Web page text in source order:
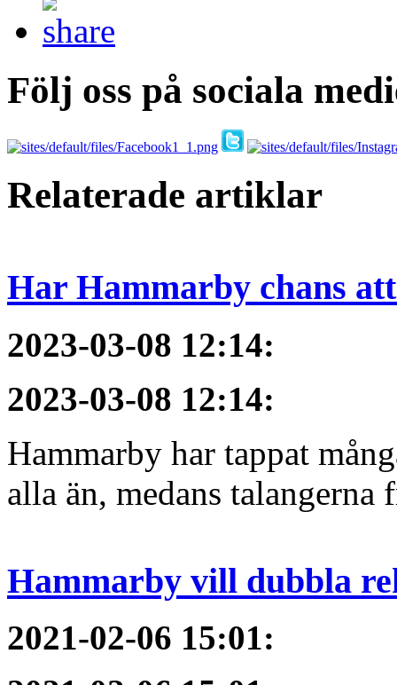
Följ oss på sociala
Relaterade artiklar
Har Hammarby chans
2023-03-08 12:14:
2023-03-08 12:14:
Hammarby har tappat
alla än, medans talangerna
Hammarby vill dubbla
2021-02-06 15:01: